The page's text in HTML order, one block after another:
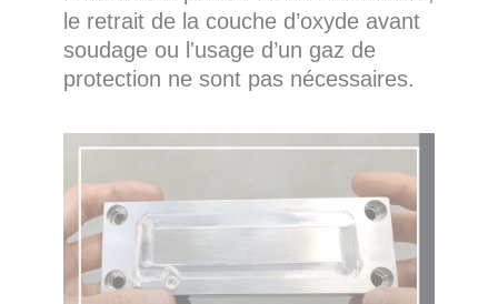
le retrait de la couche d’oxyde avant
soudage ou l'usage d’un gaz de
protection ne sont pas nécessaires.